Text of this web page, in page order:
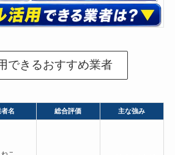
できるおすすめ業者
者名 総合評価 主な強み